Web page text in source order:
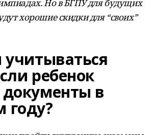
Но в БГПУ для будущих
хорошие скидки для “своих”
учитываться
ребенок
в
году?